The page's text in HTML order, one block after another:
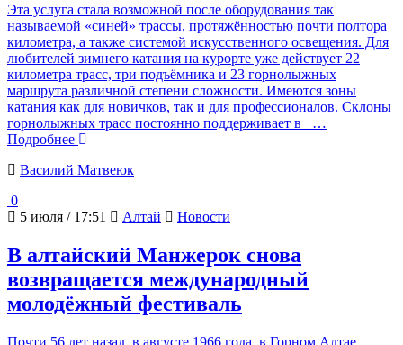
Эта услуга стала возможной после оборудования так
называемой «синей» трассы, протяжённостью почти полтора
километра, а также системой искусственного освещения. Для
любителей зимнего катания на курорте уже действует 22
километра трасс, три подъёмника и 23 горнолыжных
маршрута различной степени сложности. Имеются зоны
катания как для новичков, так и для профессионалов. Склоны
горнолыжных трасс постоянно поддерживает в
…
Подробнее
Василий Матвеюк
0
5 июля / 17:51
Алтай Новости
В алтайский Манжерок снова
возвращается международный
молодёжный фестиваль
Почти 56 лет назад, в августе 1966 года, в Горном Алтае